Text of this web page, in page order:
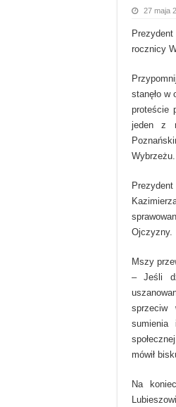
27 maja
rocznicy
stanęło
proteście
jeden z
Wybrzeżu.
Ojczyzny.
Mszy
– Jeśli
sprzeciw
sumienia
mówił
Na